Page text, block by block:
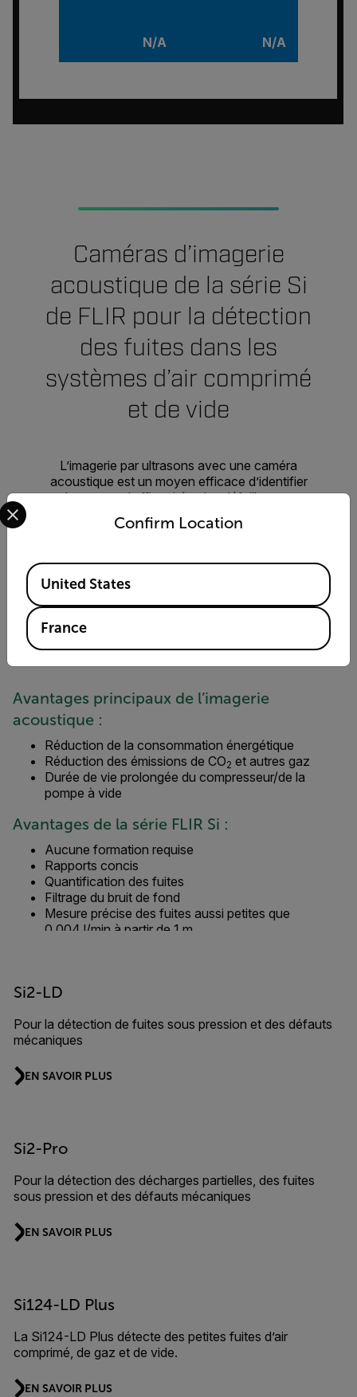
N/A N/A
Caméras d’imagerie
acoustique de la série Si
de FLIR pour la détection
des fuites dans les
systèmes d’air comprimé
et de vide
L’imagerie par ultrasons avec une caméra
acoustique est un moyen efficace d’identifier
les pertes d’efficacité et les défaillances
potentielles jusqu’à 10 fois plus rapidement que
les méthodes traditionnelles, avec une
Avantages principaux de l’imagerie
acoustique :
Réduction de la consommation énergétique
Réduction des émissions de CO2 et autres gaz
Durée de vie prolongée du compresseur/de la
pompe à vide
Avantages de la série FLIR Si :
Aucune formation requise
Rapports concis
Quantification des fuites
Filtrage du bruit de fond
Mesure précise des fuites aussi petites que
0,004 l/min à partir de 1 m
Si2-LD
Pour la détection de fuites sous pression et des défauts
mécaniques
EN SAVOIR PLUS
Si2-Pro
Pour la détection des décharges partielles, des fuites
sous pression et des défauts mécaniques
EN SAVOIR PLUS
Si124-LD Plus
La Si124-LD Plus détecte des petites fuites d’air
comprimé, de gaz et de vide.
EN SAVOIR PLUS
Confirm Location
Select your preferred country and language from the
Available Locations
United States
France